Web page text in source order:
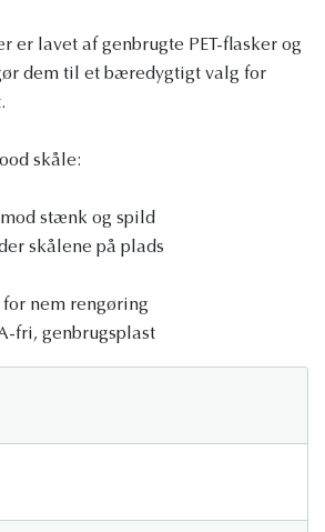
er lavet af genbrugte PET-flasker og
dem til et bæredygtigt valg for
skåle:
stænk og spild
skålene på plads
nem rengøring
fri, genbrugsplast